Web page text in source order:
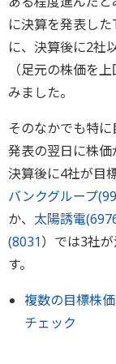
に決算を発表し
に、決算後に2社
（足元の株価を
みました。
そのなかでも特
発表の翌日に株
決算後に4社が目
バンクグループ(
か、 太陽誘電(
(8031）では3社
す。
複数の目標株
チェック